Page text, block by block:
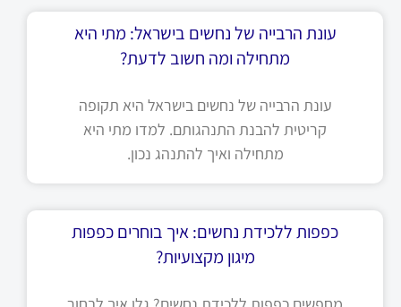
עונת הרבייה של נחשים בישראל: מתי היא
מתחילה ומה חשוב לדעת?
עונת הרבייה של נחשים בישראל היא תקופה
קריטית להבנת התנהגותם. למדו מתי היא
מתחילה ואיך להתנהג נכון.
כפפות ללכידת נחשים: איך בוחרים כפפות
מיגון מקצועיות?